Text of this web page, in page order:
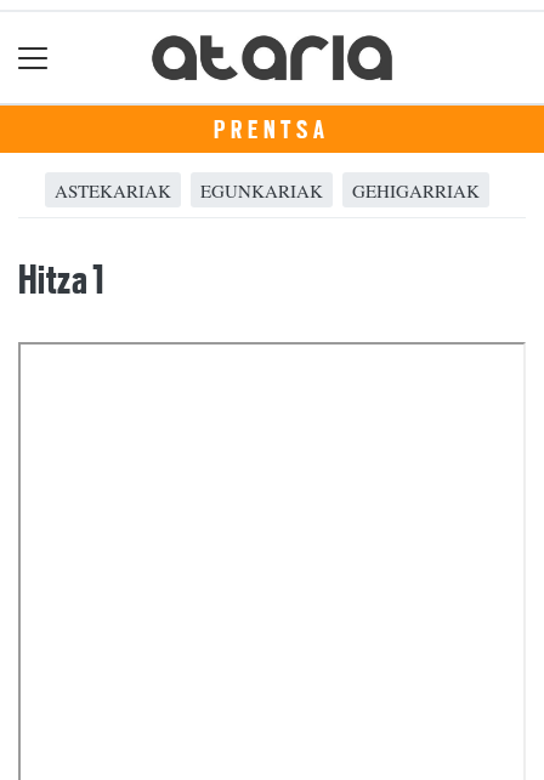
PRENTSA
ASTEKARIAK EGUNKARIAK GEHIGARRIAK
Hitza 1